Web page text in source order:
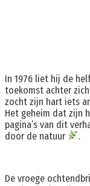
In 1976 liet hij de
toekomst achter
zocht zijn hart iets
Het geheim dat zijn
pagina’s van dit
door de natuur
.
De vroege